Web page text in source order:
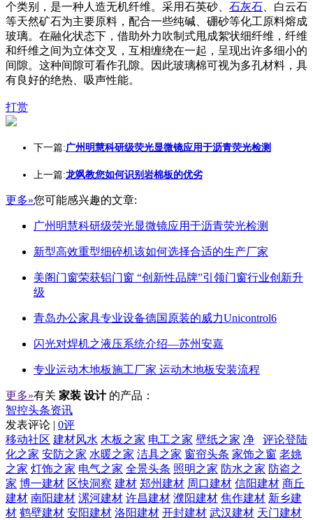
个类别，是一种人造无机纤维。采用石英砂、 石灰石 、白云石
等天然矿石为主要原料，配合一些纯碱、硼砂等化工原料熔成
玻璃。在融化状态下，借助外力吹制式甩成絮状细纤维，纤维
和纤维之间为立体交叉，互相缠绕在一起，呈现出许多细小的
间隙。这种间隙可看作孔隙。因此玻璃棉可视为多孔材料，具
有良好的绝热、吸声性能。
打赏
下一篇:广州明慧科研级荧光显微镜应用于沥青荧光检测
上一篇:龙飒教您如何识别岩棉板的优劣
更多»您可能感兴趣的文章:
广州明慧科研级荧光显微镜应用于沥青荧光检测
新型高效重型细碎机该如何选择合适的生产厂家
美阁门窗荣获铝门窗 “创新性品牌”引领门窗行业创新升
级
青岛办公家具专业设备德国原装的威力Unicontrol6
闪光对焊机之液压系统介绍—苏州安嘉
专业运动木地板施工厂家 运动木地板安装流程
更多»有关 家装 设计 的产品：
智控头条资讯
发表评论 | 0评
评论登陆
移动社区 建材风水 木板之家 电工之家 壁纸之家 净
化之家 安防之家 水暖之家 洁具之家 窗帘头条 家饰之窗 老姚
之家 灯饰之家 电气之家 全景头条 照明之家 防水之家 防盗之
家 博一建材 区快洞察 建材 郑州建材 周口建材 信阳建材 商丘
建材 南阳建材 漯河建材 许昌建材 濮阳建材 焦作建材 新乡建
材 鹤壁建材 安阳建材 洛阳建材 开封建材 武汉建材 天门建材